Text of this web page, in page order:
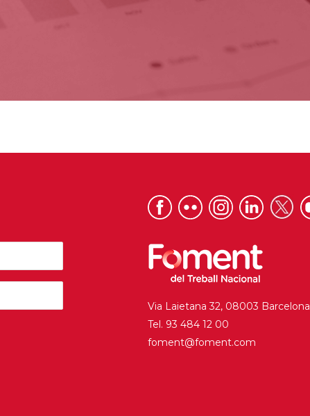
Via Laietana 32, 08003 Barcelona
Tel. 93 484 12 00
foment@foment.com